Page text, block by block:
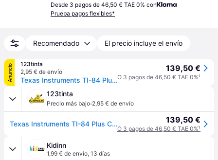
:Desde 3 pagos de 46,50 € TAE 0% con
Prueba pagos flexibles*
Recomendado El precio incluye el envío
Anuncio
123tinta
2,95 € de envío
Texas Instruments TI-84 Plus CE-T Calculadora gráfica Python
139,50 €
O 3 pagos de 46,50 € TAE 0%¹
123tinta
Precio más bajo·2,95 € de envío
Texas Instruments TI-84 Plus CE-T Calculadora gráfica Python 139,50 €
O 3 pagos de 46,50 € TAE 0%¹
Kidinn
1,99 € de envío, 13 días